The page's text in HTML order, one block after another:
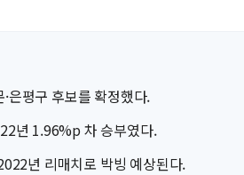
은평구 후보를 확정했다.
년 1.96%p 차 승부였다.
년 리매치로 박빙 예상된다.